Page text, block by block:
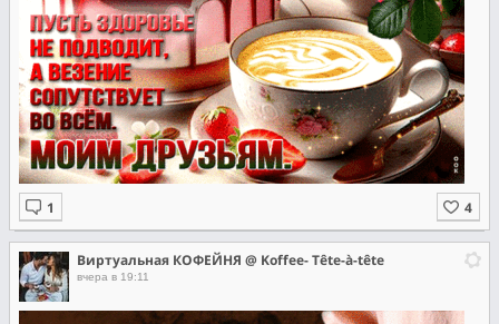
Виртуальная КОФЕЙНЯ @ Koffee- Tête-à-tête
вчера в 19:11